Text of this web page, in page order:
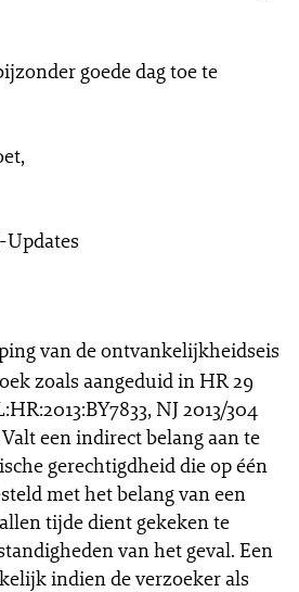
goede dag toe te
van de ontvankelijkheidseis
zoals aangeduid in HR 29
NJ 2013/304
een indirect belang aan te
gerechtigdheid die op één
met het belang van een
tijde dient gekeken te
van het geval. Een
indien de verzoeker als